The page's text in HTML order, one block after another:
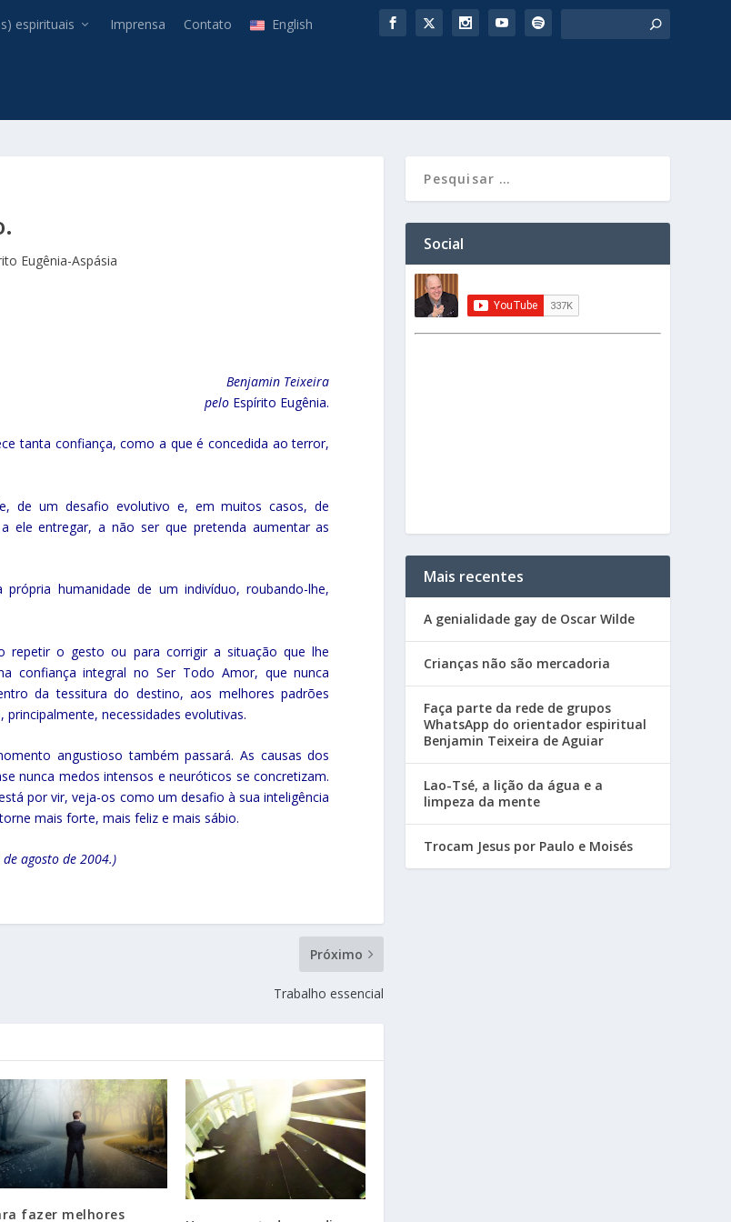
espirituais Imprensa Contato English
Eugênia-Aspásia
Benjamin Teixeira
pelo Espírito Eugênia.
tanta confiança, como a que é concedida ao terror,
de um desafio evolutivo e, em muitos casos, de
ele entregar, a não ser que pretenda aumentar as
humanidade de um indivíduo, roubando-lhe,
repetir o gesto ou para corrigir a situação que lhe
confiança integral no Ser Todo Amor, que nunca
da tessitura do destino, aos melhores padrões
necessidades evolutivas.
angustioso também passará. As causas dos
nunca medos intensos e neuróticos se concretizam.
por vir, veja-os como um desafio à sua inteligência
mais forte, mais feliz e mais sábio.
agosto de 2004.)
Próximo
Trabalho essencial
fazer melhores
Social
Mais recentes
A genialidade gay de Oscar Wilde
Crianças não são mercadoria
Faça parte da rede de grupos
WhatsApp do orientador espiritual
Benjamin Teixeira de Aguiar
Lao-Tsé, a lição da água e a
limpeza da mente
Trocam Jesus por Paulo e Moisés